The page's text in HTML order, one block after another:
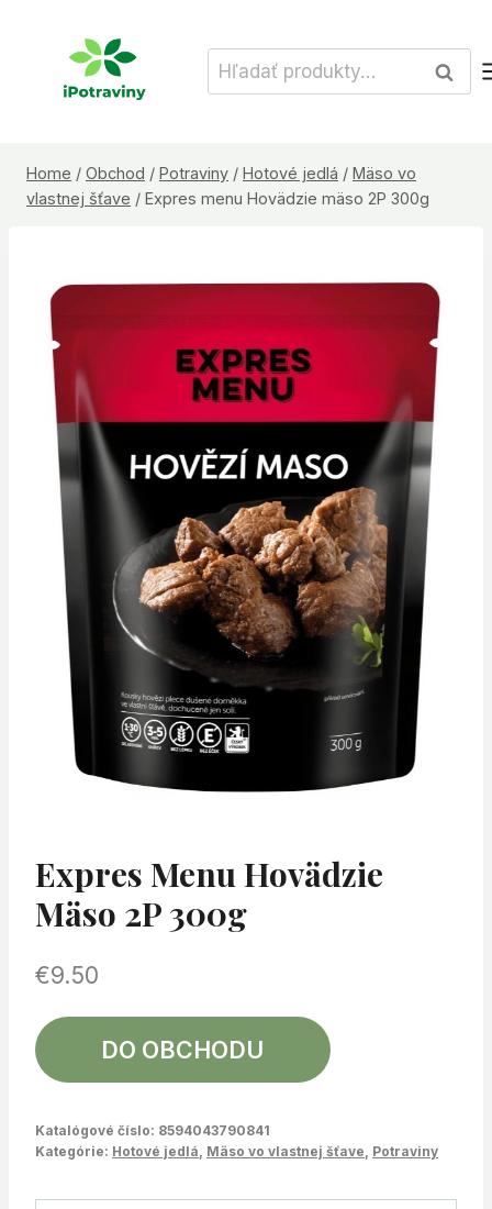
Hľadať:
Home / Obchod / Potraviny / Hotové jedlá / Mäso vo
vlastnej šťave / Expres menu Hovädzie mäso 2P 300g
Expres Menu Hovädzie
Mäso 2P 300g
€9.50
DO OBCHODU
Katalógové číslo: 8594043790841
Kategórie: Hotové jedlá, Mäso vo vlastnej šťave, Potraviny